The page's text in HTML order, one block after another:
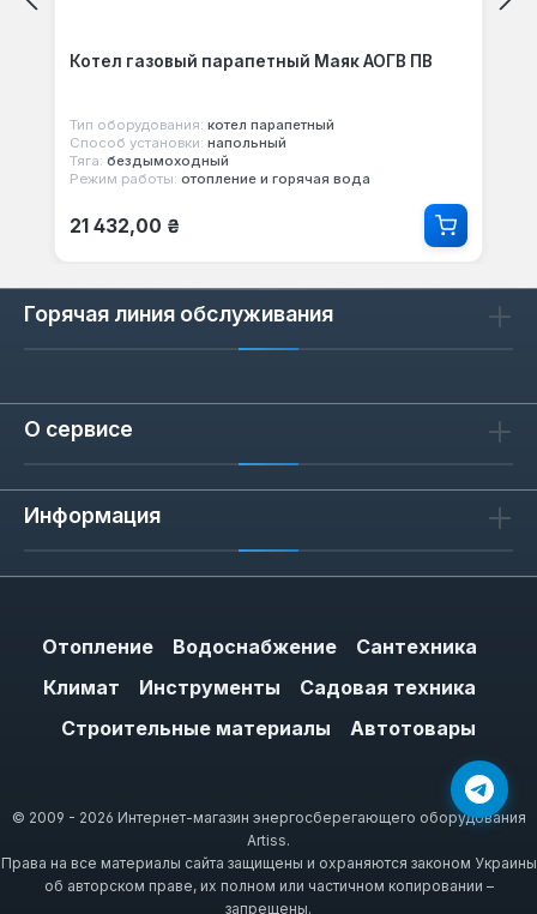
Котел газовый парапетный Маяк АОГВ ПВ
Тип оборудования: котел парапетный
Способ установки: напольный
Тяга: бездымоходный
Режим работы: отопление и горячая вода
Обычная цена:
21 432,00 ₴
Горячая линия обслуживания
О сервисе
Информация
Отопление Водоснабжение
Сантехника
Климат
Инструменты
Садовая техника
Строительные материалы
Автотовары
© 2009 - 2026 Интернет-магазин энергосберегающего оборудования
Artiss.
Права на все материалы сайта защищены и охраняются законом Украины
об авторском праве, их полном или частичном копировании –
запрещены.